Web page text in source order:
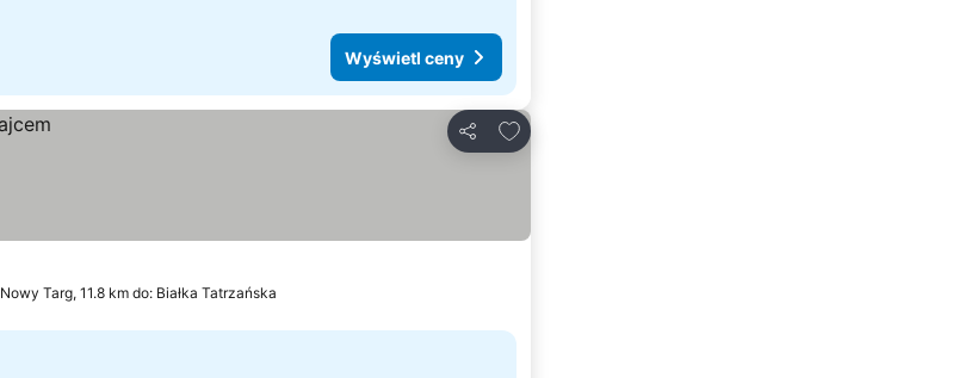
Wyświetl ceny
Udostępnij
Dodaj do ulubionych
Nowy Targ, 11.8 km do: Białka Tatrzańska